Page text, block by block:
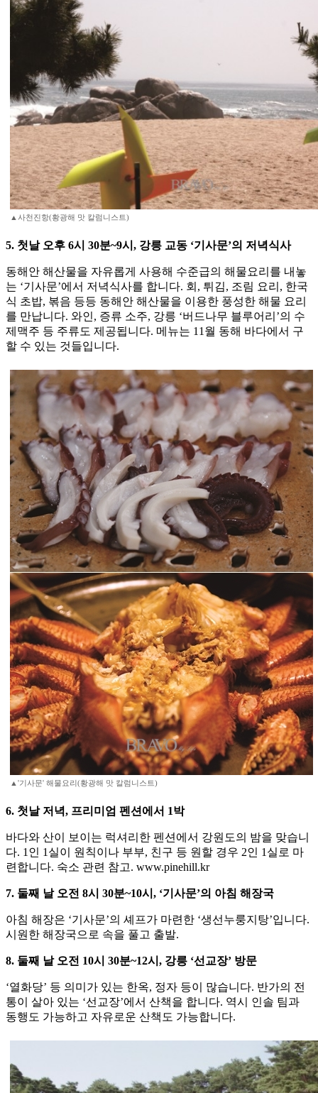
▲사천진항(황광해 맛 칼럼니스트)
5. 첫날 오후 6시 30분~9시, 강릉 교동 ‘기사문’의 저녁식사
동해안 해산물을 자유롭게 사용해 수준급의 해물요리를 내놓
는 ‘기사문’에서 저녁식사를 합니다. 회, 튀김, 조림 요리, 한국
식 초밥, 볶음 등등 동해안 해산물을 이용한 풍성한 해물 요리
를 만납니다. 와인, 증류 소주, 강릉 ‘버드나무 블루어리’의 수
제맥주 등 주류도 제공됩니다. 메뉴는 11월 동해 바다에서 구
할 수 있는 것들입니다.
▲'기사문' 해물요리(황광해 맛 칼럼니스트)
6. 첫날 저녁, 프리미엄 펜션에서 1박
바다와 산이 보이는 럭셔리한 펜션에서 강원도의 밤을 맞습니
다. 1인 1실이 원칙이나 부부, 친구 등 원할 경우 2인 1실로 마
련합니다. 숙소 관련 참고. www.pinehill.kr
7. 둘째 날 오전 8시 30분~10시, ‘기사문’의 아침 해장국
아침 해장은 ‘기사문’의 셰프가 마련한 ‘생선누룽지탕’입니다.
시원한 해장국으로 속을 풀고 출발.
8. 둘째 날 오전 10시 30분~12시, 강릉 ‘선교장’ 방문
‘열화당’ 등 의미가 있는 한옥, 정자 등이 많습니다. 반가의 전
통이 살아 있는 ‘선교장’에서 산책을 합니다. 역시 인솔 팀과
동행도 가능하고 자유로운 산책도 가능합니다.